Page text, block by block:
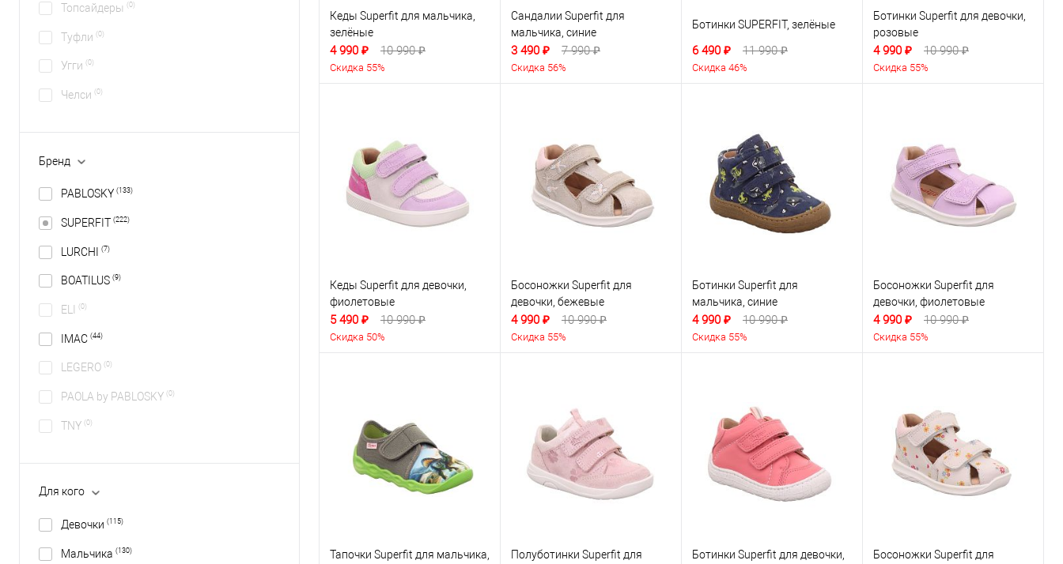
Топсайдеры (0)
Туфли (0)
Угги (0)
Челси (0)
Бренд
PABLOSKY (133)
SUPERFIT (222)
LURCHI (7)
BOATILUS (9)
ELI (0)
IMAC (44)
LEGERO (0)
PAOLA by PABLOSKY (0)
TNY (0)
Для кого
Девочки (115)
Мальчика (130)
Кеды Superfit для мальчика,
зелёные
4 990 ₽ 10 990 ₽
Скидка 55%
Сандалии Superfit для
мальчика, синие
3 490 ₽ 7 990 ₽
Скидка 56%
Ботинки SUPERFIT, зелёные
6 490 ₽ 11 990 ₽
Скидка 46%
Ботинки Superfit для девочки,
розовые
4 990 ₽ 10 990 ₽
Скидка 55%
Кеды Superfit для девочки,
фиолетовые
5 490 ₽ 10 990 ₽
Скидка 50%
Босоножки Superfit для
девочки, бежевые
4 990 ₽ 10 990 ₽
Скидка 55%
Ботинки Superfit для
мальчика, синие
4 990 ₽ 10 990 ₽
Скидка 55%
Босоножки Superfit для
девочки, фиолетовые
4 990 ₽ 10 990 ₽
Скидка 55%
Тапочки Superfit для мальчика,
Полуботинки Superfit для
Ботинки Superfit для девочки,
Босоножки Superfit для